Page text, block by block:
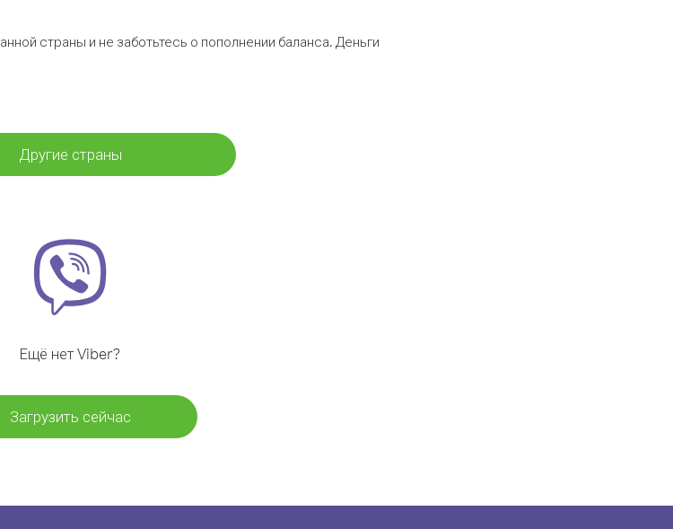
страны и не заботьтесь о пополнении баланса. Деньги
Другие страны
Ещё нет Viber?
Загрузить сейчас